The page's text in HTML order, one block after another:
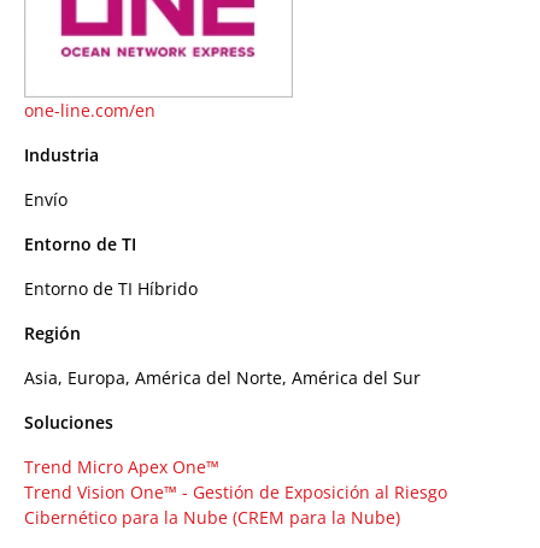
one-line.com/en
Industria
Envío
Entorno de TI
Entorno de TI Híbrido
Región
Asia, Europa, América del Norte, América del Sur
Soluciones
Trend Micro Apex One™
Trend Vision One™ - Gestión de Exposición al Riesgo
Cibernético para la Nube (CREM para la Nube)